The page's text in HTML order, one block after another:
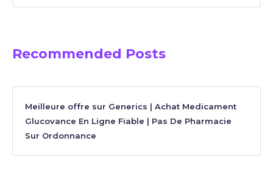
Recommended Posts
Meilleure offre sur Generics | Achat Medicament
Glucovance En Ligne Fiable | Pas De Pharmacie
Sur Ordonnance